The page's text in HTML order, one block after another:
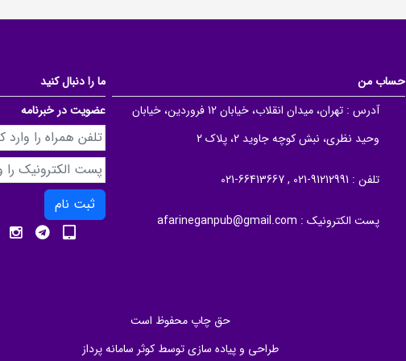
حساب من
آدرس :
تهران، میدان انقلاب، خیابان 12 فروردین، خیابان
وحید نظری، نبش کوچه جاوید 2، پلاک 2
تلفن : 91212991-021 , 66413667-021
پست الکترونیک : afarineganpub@gmail.com
ما را دنبال کنید
عضویت در خبرنامه
ثبت نام
حق چاپ محفوظ است
طراحی و پیاده سازی توسط کوثر سامانه پرداز